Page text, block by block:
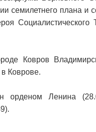
семилетнего плана и
Ковров
Коврове.
орденом Ленина